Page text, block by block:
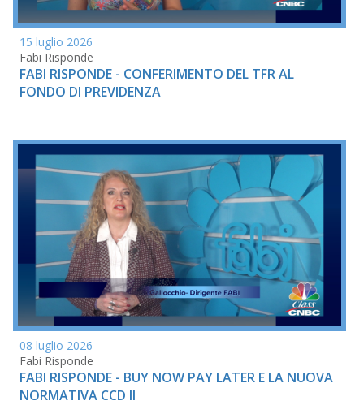
15 luglio 2026
Fabi Risponde
FABI RISPONDE - CONFERIMENTO DEL TFR AL
FONDO DI PREVIDENZA
08 luglio 2026
Fabi Risponde
FABI RISPONDE - BUY NOW PAY LATER E LA NUOVA
NORMATIVA CCD II